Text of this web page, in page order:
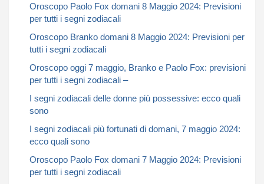
Oroscopo Paolo Fox domani 8 Maggio 2024: Previsioni
per tutti i segni zodiacali​​​​​
Oroscopo Branko domani 8 Maggio 2024: Previsioni per
tutti i segni zodiacali​​​​​
Oroscopo oggi 7 maggio, Branko e Paolo Fox: previsioni
per tutti i segni zodiacali –
I segni zodiacali delle donne più possessive: ecco quali
sono
I segni zodiacali più fortunati di domani, 7 maggio 2024:
ecco quali sono
Oroscopo Paolo Fox domani 7 Maggio 2024: Previsioni
per tutti i segni zodiacali​​​​​